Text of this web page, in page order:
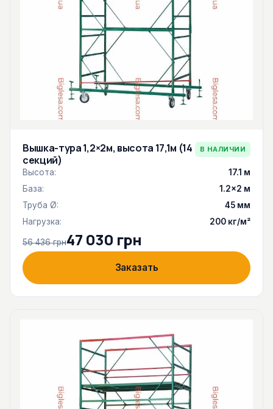
Вышка-тура 1,2×2м, высота 17,1м (14
секций)
В НАЛИЧИИ
Высота:
17.1 м
База:
1.2×2 м
Труба Ø:
45 мм
Нагрузка:
200 кг/м²
56 436 грн47 030 грн
Заказать